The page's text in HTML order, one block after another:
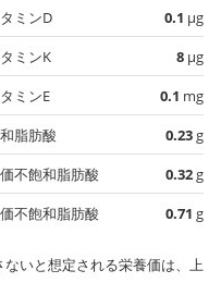
ミンD
0.1 µg
ミンK
8 µg
ミンE
0.1 mg
脂肪酸
0.23g
不飽和脂肪酸
0.32g
不飽和脂肪酸
0.71 g
いと想定される栄養価は、上